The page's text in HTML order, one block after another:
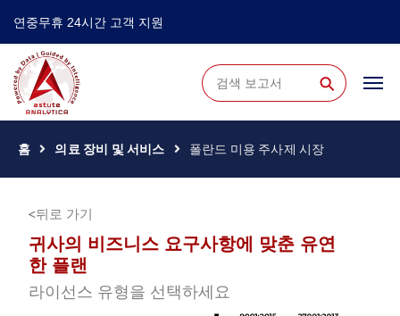
연중무휴 24시간 고객 지원
⚲
홈 의료 장비 및 서비스 폴란드 미용 주사제 시장
뒤로 가기
귀사의 비즈니스 요구사항에 맞춘 유연
한 플랜
라이선스 유형을 선택하세요